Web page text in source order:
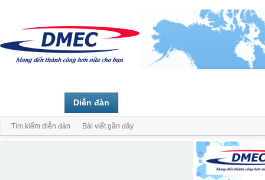
Diễn đàn
Tìm kiếm diễn đàn Bài viết gần đây